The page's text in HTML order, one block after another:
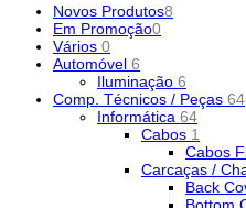
Novos Produtos8
Em Promoção0
Vários 0
Automóvel 6
Iluminação 6
Comp. Técnicos / Peças 64
Informática 64
Cabos 1
Cabos
Carcaças /
Back